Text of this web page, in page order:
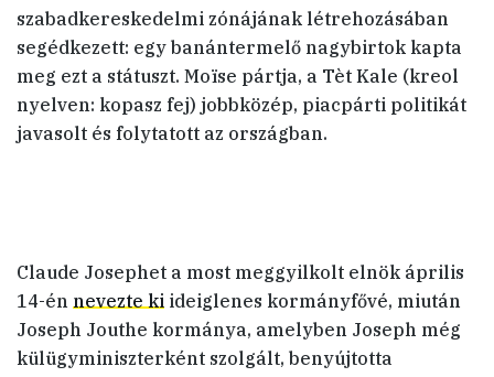
szabadkereskedelmi zónájának létrehozásában
segédkezett: egy banántermelő nagybirtok kapta
meg ezt a státuszt. Moïse pártja, a Tèt Kale (kreol
nyelven: kopasz fej) jobbközép, piacpárti politikát
javasolt és folytatott az országban.
Claude Josephet a most meggyilkolt elnök április
14-én nevezte ki ideiglenes kormányfővé, miután
Joseph Jouthe kormánya, amelyben Joseph még
külügyminiszterként szolgált, benyújtotta